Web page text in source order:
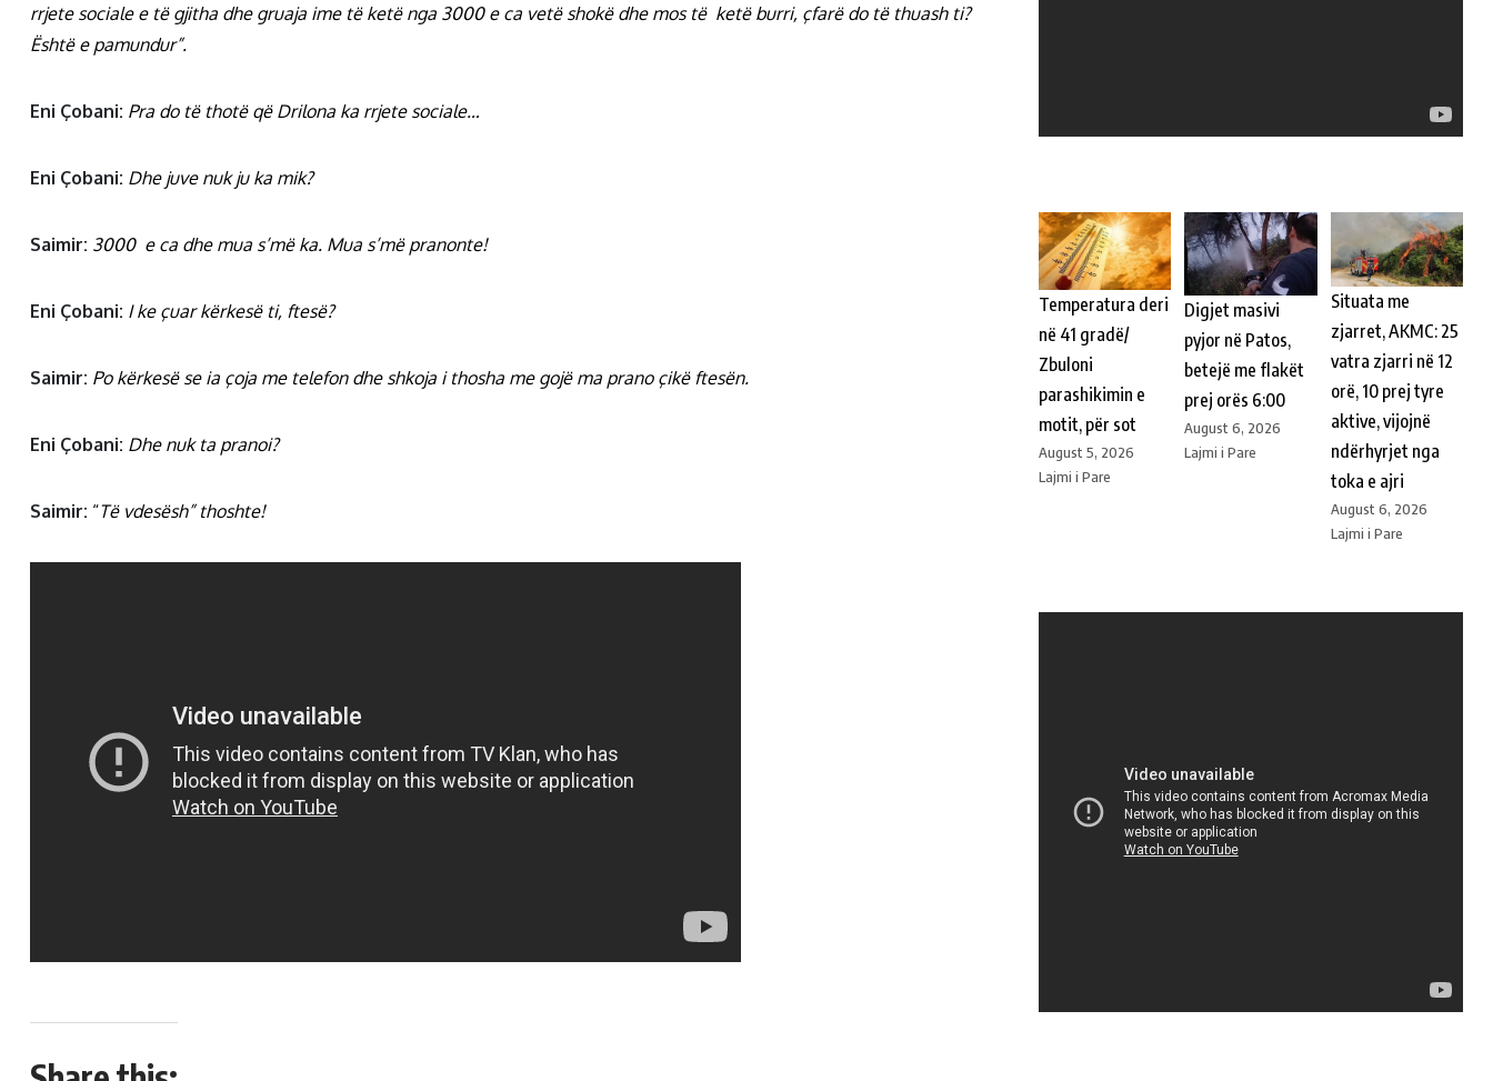
rrjete sociale e të gjitha dhe gruaja ime të ketë nga 3000 e ca vetë shokë dhe mos të ketë burri, çfarë do të thuash ti?
Është e pamundur”.
Eni Çobani: Pra do të thotë që Drilona ka rrjete sociale…
Eni Çobani: Dhe juve nuk ju ka mik?
Saimir: 3000 e ca dhe mua s’më ka. Mua s’më pranonte!
Eni Çobani: I ke çuar kërkesë ti, ftesë?
Saimir: Po kërkesë se ia çoja me telefon dhe shkoja i thosha me gojë ma prano çikë ftesën.
Eni Çobani: Dhe nuk ta pranoi?
Saimir: “Të vdesësh” thoshte!
Temperatura deri
në 41 gradë/
Zbuloni
parashikimin e
motit, për sot
August 5, 2026
Lajmi i Pare
Digjet masivi
pyjor në Patos,
betejë me flakët
prej orës 6:00
August 6, 2026
Lajmi i Pare
Situata me
zjarret, AKMC: 25
vatra zjarri në 12
orë, 10 prej tyre
aktive, vijojnë
ndërhyrjet nga
toka e ajri
August 6, 2026
Lajmi i Pare